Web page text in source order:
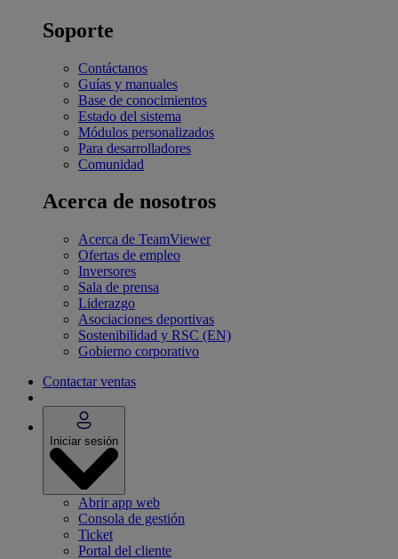
Soporte
Contáctanos
Guías y manuales
Base de conocimientos
Estado del sistema
Módulos personalizados
Para desarrolladores
Comunidad
Acerca de nosotros
Acerca de TeamViewer
Ofertas de empleo
Inversores
Sala de prensa
Liderazgo
Asociaciones deportivas
Sostenibilidad y RSC (EN)
Gobierno corporativo
Contactar ventas
Iniciar sesión
Abrir app web
Consola de gestión
Ticket
Portal del cliente